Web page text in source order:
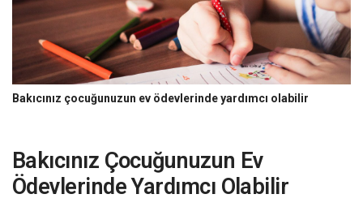
Bakıcınız çocuğunuzun ev ödevlerinde yardımcı olabilir
Bakıcınız Çocuğunuzun Ev
Ödevlerinde Yardımcı Olabilir